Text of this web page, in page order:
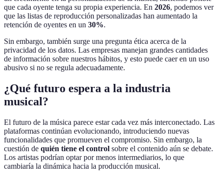
que cada oyente tenga su propia experiencia. En 2026, podemos ver
que las listas de reproducción personalizadas han aumentado la
retención de oyentes en un 30%.
Sin embargo, también surge una pregunta ética acerca de la
privacidad de los datos. Las empresas manejan grandes cantidades
de información sobre nuestros hábitos, y esto puede caer en un uso
abusivo si no se regula adecuadamente.
¿Qué futuro espera a la industria
musical?
El futuro de la música parece estar cada vez más interconectado. Las
plataformas continúan evolucionando, introduciendo nuevas
funcionalidades que promueven el compromiso. Sin embargo, la
cuestión de quién tiene el control sobre el contenido aún se debate.
Los artistas podrían optar por menos intermediarios, lo que
cambiaría la dinámica hacia la producción musical.